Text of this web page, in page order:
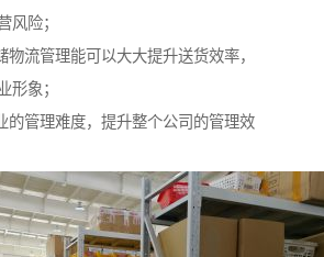
风险；
物流管理能可以大大提升送货效率，
形象；
的管理难度，提升整个公司的管理效